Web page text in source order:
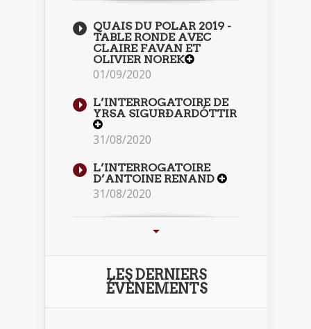
QUAIS DU POLAR 2019 -
TABLE RONDE AVEC
CLAIRE FAVAN ET
OLIVIER NOREK
01/09/2020
L’INTERROGATOIRE DE
YRSA SIGURÐARDÓTTIR
31/08/2020
L’INTERROGATOIRE
D’ANTOINE RENAND
31/08/2020
LES DERNIERS
ÉVÈNEMENTS